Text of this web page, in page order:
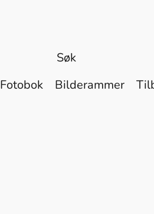
Fotobok Bilderammer